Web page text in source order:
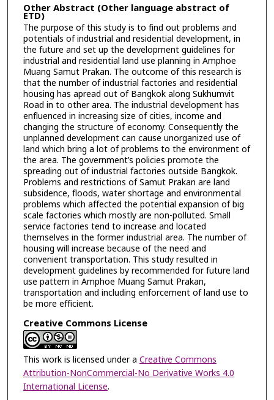
Other Abstract (Other language abstract of
ETD)
The purpose of this study is to find out problems and
potentials of industrial and residential development, in
the future and set up the development guidelines for
industrial and residential land use planning in Amphoe
Muang Samut Prakan. The outcome of this research is
that the number of industrial factories and residential
housing has apread out of Bangkok along Sukhumvit
Road in to other area. The industrial development has
enfluenced in increasing size of cities, income and
changing the structure of economy. Consequently the
unplanned development can cause unorganized use of
land which bring a lot of problems to the environment of
the area. The government’s policies promote the
spreading out of industrial factories outside Bangkok.
Problems and restrictions of Samut Prakan are land
subsidence, floods, water shortage and environmental
problems which affected the potential expansion of big
scale factories which mostly are non-polluted. Small
service factories tend to increase and located
themselves in the former industrial area. The number of
housing will increase because of the need and
convenient transportation. This study resulted in
development guidelines by recommended for future land
use pattern in Amphoe Muang Samut Prakan,
transportation and including enforcement of land use to
be more efficient.
Creative Commons License
This work is licensed under a Creative Commons
Attribution-NonCommercial-No Derivative Works 4.0
International License.